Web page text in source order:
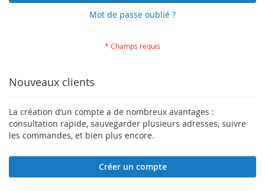
Mot de passe oublié ?
Nouveaux clients
La création d’un compte a de nombreux avantages :
consultation rapide, sauvegarder plusieurs adresses, suivre
les commandes, et bien plus encore.
Créer un compte